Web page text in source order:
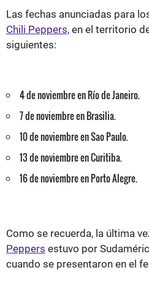
Las fechas anunciadas para
Chili Peppers, en el territorio
siguientes:
4 de noviembre en Río de Janeiro.
7 de noviembre en Brasilia.
10 de noviembre en Sao Paulo.
13 de noviembre en Curitiba.
16 de noviembre en Porto Alegre.
Como se recuerda, la última
Peppers estuvo por
cuando se presentaron en el